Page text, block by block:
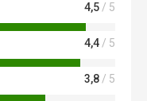
4,5/ 5
4,4/ 5
3,8/ 5